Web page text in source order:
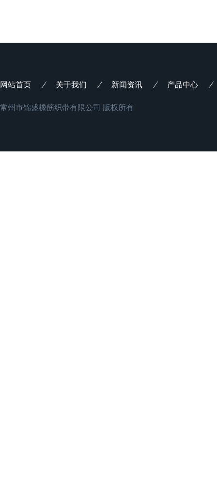
网站首页 关于我们 新闻资讯 产品中心
常州市锦盛橡筋织带有限公司 版权所有